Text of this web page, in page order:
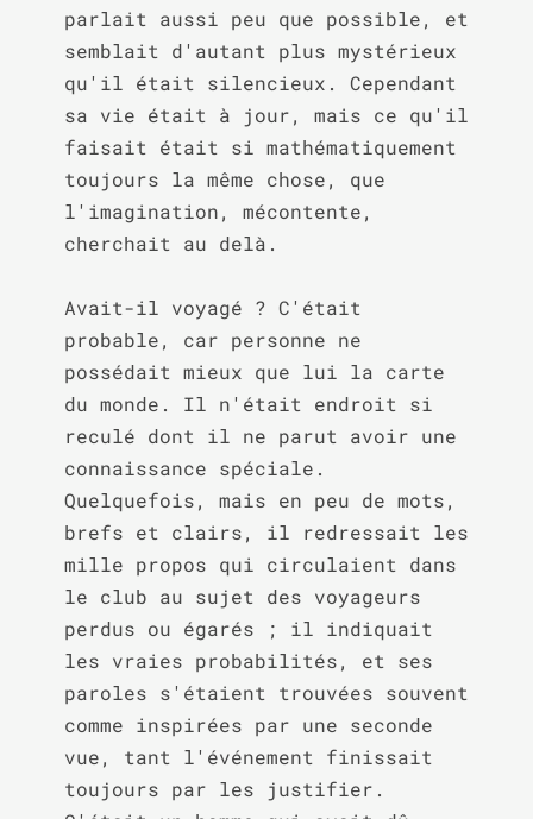
parlait aussi peu que possible, et
semblait d'autant plus mystérieux
qu'il était silencieux. Cependant
sa vie était à jour, mais ce qu'il
faisait était si mathématiquement
toujours la même chose, que
l'imagination, mécontente,
cherchait au delà.
Avait-il voyagé ? C'était
probable, car personne ne
possédait mieux que lui la carte
du monde. Il n'était endroit si
reculé dont il ne parut avoir une
connaissance spéciale.
Quelquefois, mais en peu de mots,
brefs et clairs, il redressait les
mille propos qui circulaient dans
le club au sujet des voyageurs
perdus ou égarés ; il indiquait
les vraies probabilités, et ses
paroles s'étaient trouvées souvent
comme inspirées par une seconde
vue, tant l'événement finissait
toujours par les justifier.